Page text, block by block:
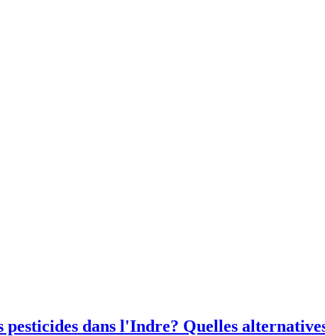
pesticides dans l'Indre? Quelles